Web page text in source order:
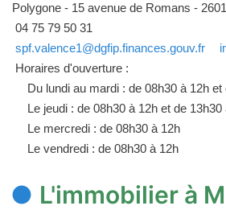
Polygone - 15 avenue de Romans -
04 75 79 50 31
spf.valence1@dgfip.finances.gouv.fr
Horaires d'ouverture :
Du lundi au mardi : de 08h30 à 12h et
Le jeudi : de 08h30 à 12h et de 13h30
Le mercredi : de 08h30 à 12h
Le vendredi : de 08h30 à 12h
L'immobilier à